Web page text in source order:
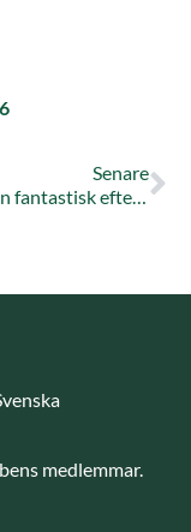
Senare
Tack för en fantastisk eftermiddag om psykisk hälsa!
medlemmar.